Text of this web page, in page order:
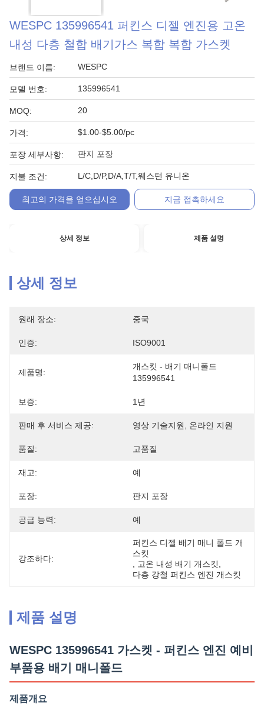
WESPC 135996541 퍼킨스 디젤 엔진용 고온
내성 다층 철합 배기가스 복합 복합 가스켓
브랜드 이름: WESPC
모델 번호: 135996541
MOQ: 20
가격: $1.00-$5.00/pc
포장 세부사항: 판지 포장
지불 조건: L/C,D/P,D/A,T/T,웨스턴 유니온
최고의 가격을 얻으십시오 지금 접촉하세요
상세 정보 제품 설명
상세 정보
원래 장소: 중국
인증: ISO9001
제품명:
개스킷 - 배기 매니폴드
135996541
보증: 1년
판매 후 서비스 제공: 영상 기술지원, 온라인 지원
품질: 고품질
재고: 예
포장: 판지 포장
공급 능력: 예
강조하다:
퍼킨스 디젤 배기 매니 폴드 개
스킷
고온 내성 배기 개스킷
다층 강철 퍼킨스 엔진 개스킷
제품 설명
WESPC 135996541 가스켓 - 퍼킨스 엔진 예비
부품용 배기 매니폴드
제품개요